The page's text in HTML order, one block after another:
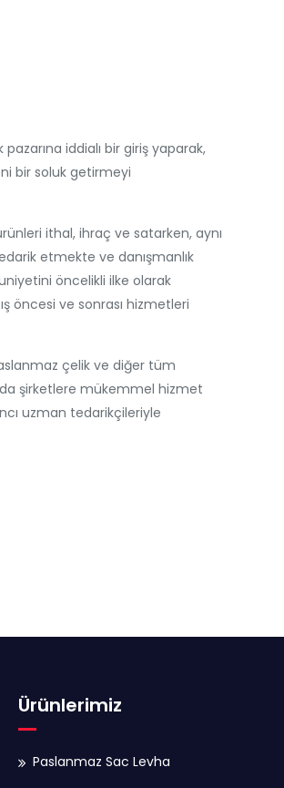
pazarına iddialı bir giriş yaparak,
bir soluk getirmeyi
ithal, ihraç ve satarken, aynı
etmekte ve danışmanlık
öncelikli ilke olarak
öncesi ve sonrası hizmetleri
çelik ve diğer tüm
şirketlere mükemmel hizmet
uzman tedarikçileriyle
Ürünlerimiz
Paslanmaz Sac Levha